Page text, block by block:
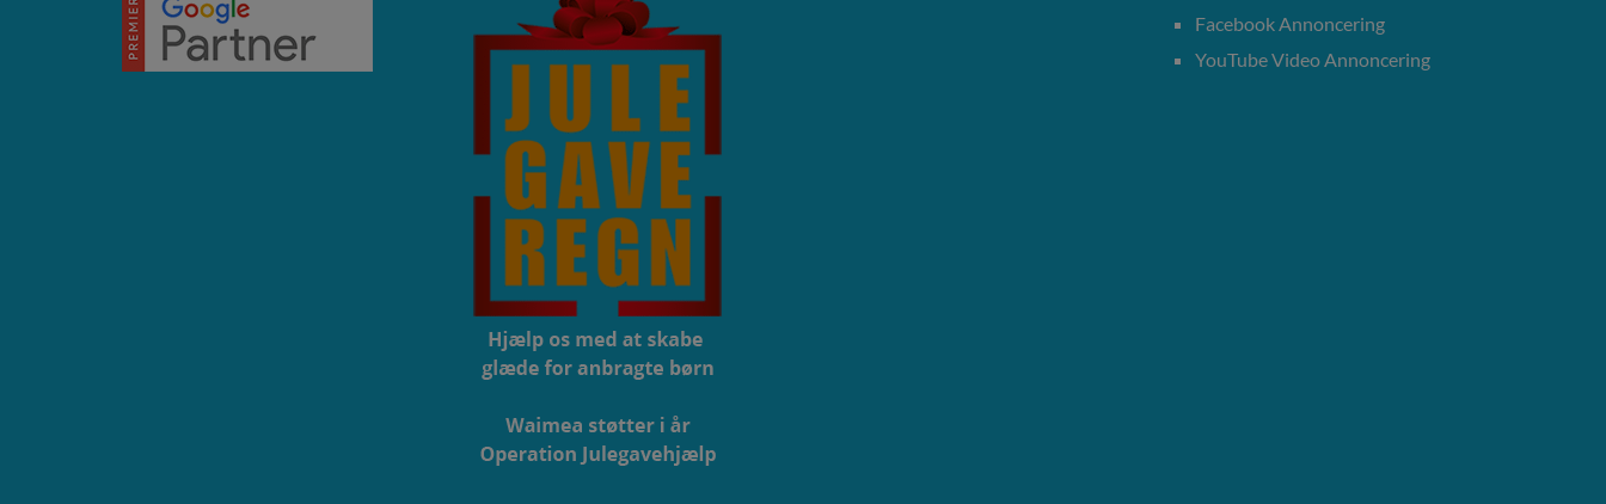
Facebook Annoncering
YouTube Video Annoncering